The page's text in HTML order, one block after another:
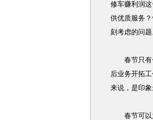
修车赚利润
供优质服务
刻考虑的问题
春节只有七
后业务开拓
来说，是印
春节可以放